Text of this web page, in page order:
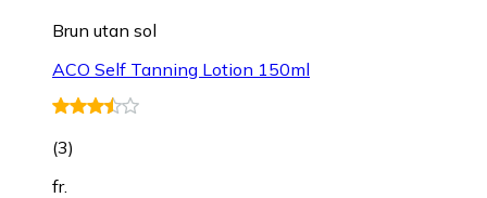
Brun utan sol
ACO Self Tanning Lotion 150ml
(3)
fr.